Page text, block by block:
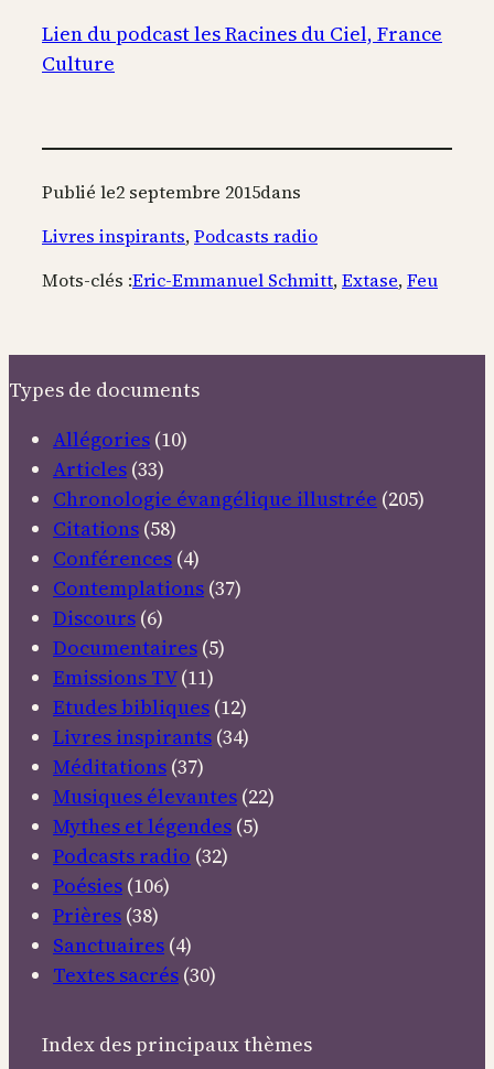
Lien du podcast les Racines du Ciel, France
Culture
Publié le2 septembre 2015dans
Livres inspirants, Podcasts radio
Mots-clés :Eric-Emmanuel Schmitt, Extase, Feu
Types de documents
Allégories (10)
Articles (33)
Chronologie évangélique illustrée (205)
Citations (58)
Conférences (4)
Contemplations (37)
Discours (6)
Documentaires (5)
Emissions TV(11)
Etudes bibliques (12)
Livres inspirants (34)
Méditations (37)
Musiques élevantes (22)
Mythes et légendes (5)
Podcasts radio (32)
Poésies (106)
Prières (38)
Sanctuaires (4)
Textes sacrés (30)
Index des principaux thèmes